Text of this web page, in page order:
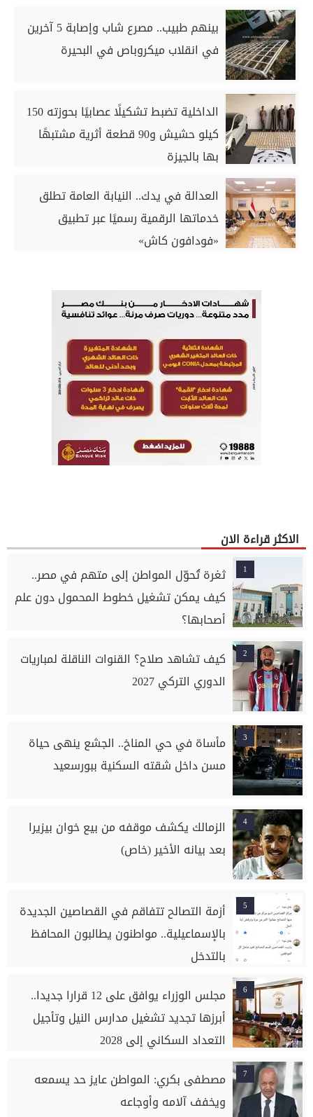
بينهم طبيب.. مصرع شاب وإصابة 5 آخرين
في انقلاب ميكروباص في البحيرة
الداخلية تضبط تشكيلًا عصابيًا بحوزته 150
كيلو حشيش و90 قطعة أثرية مشتبهًا
بها بالجيزة
العدالة في يدك.. النيابة العامة تطلق
خدماتها الرقمية رسميًا عبر تطبيق
«فودافون كاش»
الاكثر قراءة الان
1
ثغرة تُحوّل المواطن إلى متهم في مصر..
كيف يمكن تشغيل خطوط المحمول دون علم
أصحابها؟
2
كيف تشاهد صلاح؟ القنوات الناقلة لمباريات
الدوري التركي 2027
3
مأساة في حي المناخ.. الجشع ينهى حياة
مسن داخل شقته السكنية ببورسعيد
4
الزمالك يكشف موقفه من بيع خوان بيزيرا
بعد بيانه الأخير (خاص)
5
أزمة التصالح تتفاقم في القصاصين الجديدة
بالإسماعيلية.. مواطنون يطالبون المحافظ
بالتدخل
6
مجلس الوزراء يوافق على 12 قرارا جديدا..
أبرزها تجديد تشغيل مدارس النيل وتأجيل
التعداد السكاني إلى 2028
7
مصطفى بكري: المواطن عايز حد يسمعه
ويخفف آلامه وأوجاعه